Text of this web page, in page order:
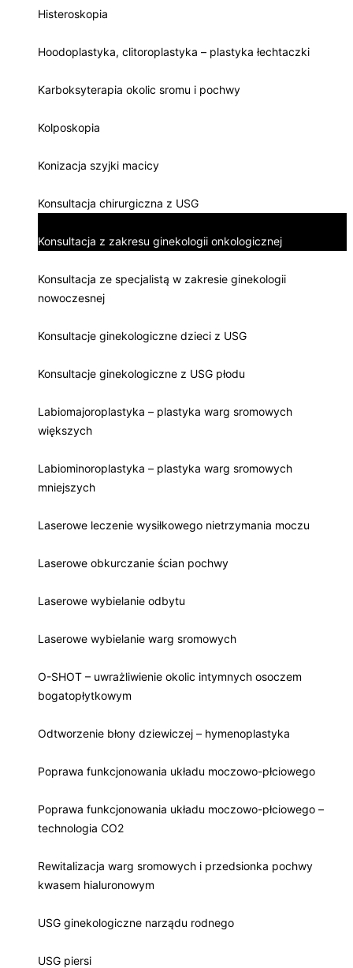
Histeroskopia
Hoodoplastyka, clitoroplastyka – plastyka łechtaczki
Karboksyterapia okolic sromu i pochwy
Kolposkopia
Konizacja szyjki macicy
Konsultacja chirurgiczna z USG
Konsultacja z zakresu ginekologii onkologicznej
Konsultacja ze specjalistą w zakresie ginekologii
nowoczesnej
Konsultacje ginekologiczne dzieci z USG
Konsultacje ginekologiczne z USG płodu
Labiomajoroplastyka – plastyka warg sromowych
większych
Labiominoroplastyka – plastyka warg sromowych
mniejszych
Laserowe leczenie wysiłkowego nietrzymania moczu
Laserowe obkurczanie ścian pochwy
Laserowe wybielanie odbytu
Laserowe wybielanie warg sromowych
O-SHOT – uwrażliwienie okolic intymnych osoczem
bogatopłytkowym
Odtworzenie błony dziewiczej – hymenoplastyka
Poprawa funkcjonowania układu moczowo-płciowego
Poprawa funkcjonowania układu moczowo-płciowego –
technologia CO2
Rewitalizacja warg sromowych i przedsionka pochwy
kwasem hialuronowym
USG ginekologiczne narządu rodnego
USG piersi